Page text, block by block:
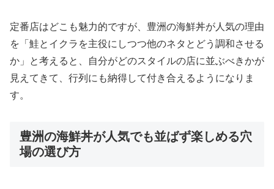
定番店はどこも魅力的ですが、豊洲の海鮮丼が人気の理由
を「鮭とイクラを主役にしつつ他のネタとどう調和させる
か」と考えると、自分がどのスタイルの店に並ぶべきかが
見えてきて、行列にも納得して付き合えるようになりま
す。
豊洲の海鮮丼が人気でも並ばず楽しめる穴
場の選び方